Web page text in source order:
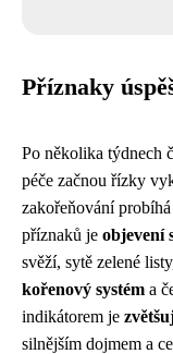
Příznaky
Po několika týdnech
péče začnou řízky
zakořeňování
příznaků je objevení
svěží, sytě zelené
kořenový systém a
indikátorem je
silnějším dojmem a